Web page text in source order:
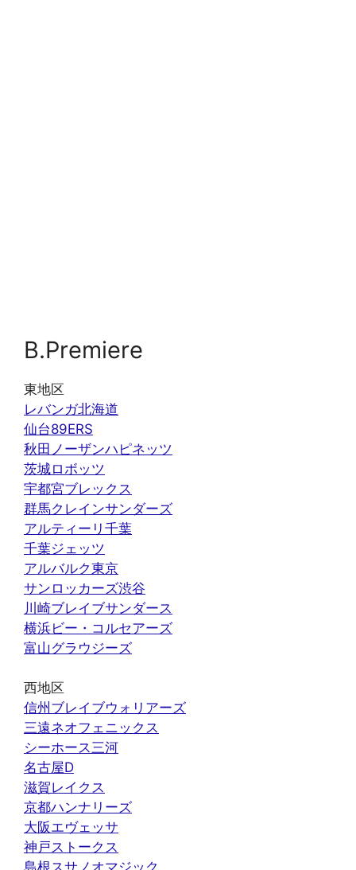
B.Premiere
東地区
レバンガ北海道
仙台89ERS
秋田ノーザンハピネッツ
茨城ロボッツ
宇都宮ブレックス
群馬クレインサンダーズ
アルティーリ千葉
千葉ジェッツ
アルバルク東京
サンロッカーズ渋谷
川崎ブレイブサンダース
横浜ビー・コルセアーズ
富山グラウジーズ
西地区
信州ブレイブウォリアーズ
三遠ネオフェニックス
シーホース三河
名古屋D
滋賀レイクス
京都ハンナリーズ
大阪エヴェッサ
神戸ストークス
島根スサノオマジック